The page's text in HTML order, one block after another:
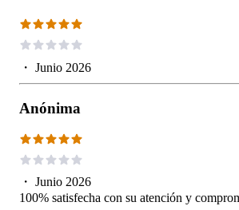
・ Junio 2026
Anónima
・ Junio 2026
100% satisfecha con su atención y